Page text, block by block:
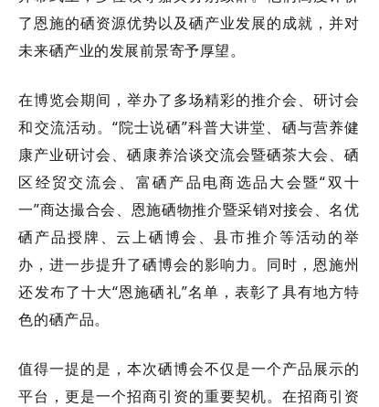
了恩施的硒资源优势以及硒产业发展的成就，并对
未来硒产业的发展前景寄予厚望。
在博览会期间，举办了多场精彩的推介会、研讨会
和交流活动。“院士说硒”科普大讲堂、硒与营养健
康产业研讨会、硒康养洽谈交流会暨硒茶大会、硒
区经贸交流会、富硒产品电商选品大会暨“双十
一”商达撮合会、恩施硒物推介暨采销对接会、名优
硒产品授牌、云上硒博会、县市推介等活动的举
办，进一步提升了硒博会的影响力。同时，恩施州
还发布了十大“恩施硒礼”名单，表彰了具有地方特
色的硒产品。
值得一提的是，本次硒博会不仅是一个产品展示的
平台，更是一个招商引资的重要契机。在招商引资